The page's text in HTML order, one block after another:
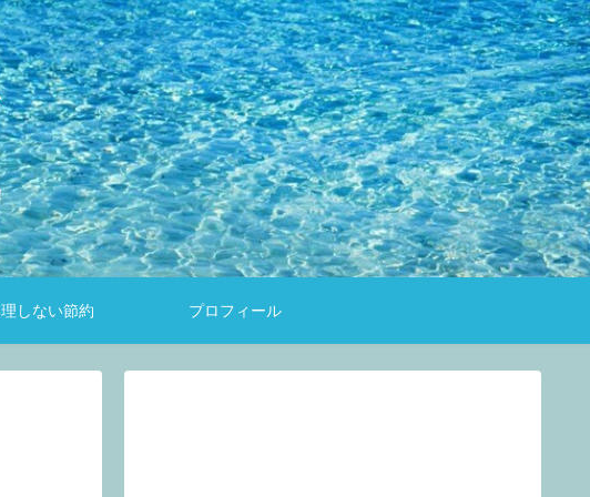
しない節約 プロフィール